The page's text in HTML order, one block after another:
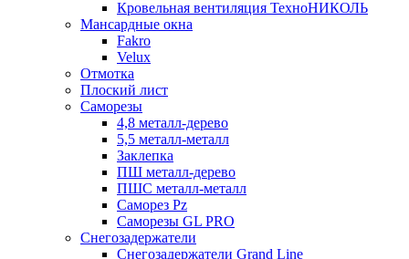
Кровельная вентиляция ТехноНИКОЛЬ
Мансардные окна
Fakro
Velux
Отмотка
Плоский лист
Саморезы
4,8 металл-дерево
5,5 металл-металл
Заклепка
ПШ металл-дерево
ПШС металл-металл
Саморез Pz
Саморезы GL PRO
Снегозадержатели
Снегозадержатели Grand Line